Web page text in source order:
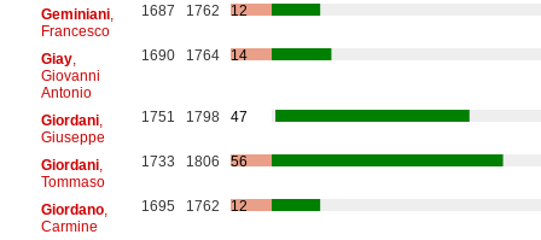
Geminiani,
Francesco
1687 1762 12
Giay,
Giovanni
Antonio
1690 1764 14
Giordani,
Giuseppe
1751 1798 47
Giordani,
Tommaso
1733 1806 56
Giordano,
Carmine
1695 1762 12